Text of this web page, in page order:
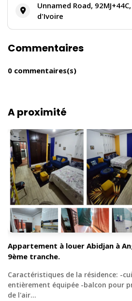
Unnamed Road,
d'Ivoire
Commentaires
0 commentaires(s)
A proximité
Appartement à louer Abidjan à
9ème tranche.
Caractéristiques de la résidence: -
entièrement équipée -balcon pour
de l'air…